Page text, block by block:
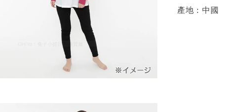
產地：中國